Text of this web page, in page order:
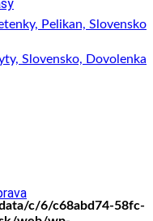
c/6/c68abd74-58fc-